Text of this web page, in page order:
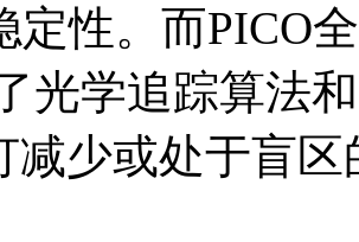
定性。而PICO
光学追踪算法
减少或处于盲